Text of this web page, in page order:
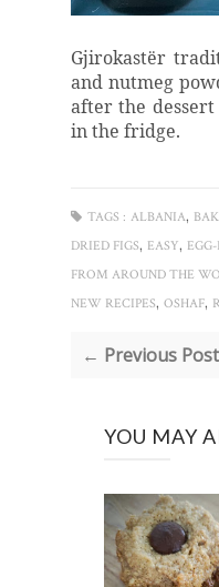
Gjirokastër
and nutmeg
after the
in the fridge.
TAGS : ALBANIA,
DRIED FIGS, EASY,
FROM AROUND THE
NEW RECIPES, OSHAF,
← Previous
YOU MAY